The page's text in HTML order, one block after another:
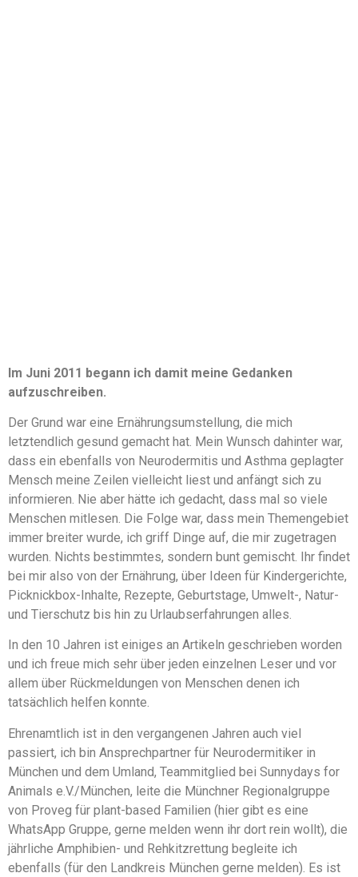
Im Juni 2011 begann ich damit meine Gedanken
aufzuschreiben.
Der Grund war eine Ernährungsumstellung, die mich
letztendlich gesund gemacht hat. Mein Wunsch dahinter war,
dass ein ebenfalls von Neurodermitis und Asthma geplagter
Mensch meine Zeilen vielleicht liest und anfängt sich zu
informieren. Nie aber hätte ich gedacht, dass mal so viele
Menschen mitlesen. Die Folge war, dass mein Themengebiet
immer breiter wurde, ich griff Dinge auf, die mir zugetragen
wurden. Nichts bestimmtes, sondern bunt gemischt. Ihr findet
bei mir also von der Ernährung, über Ideen für Kindergerichte,
Picknickbox-Inhalte, Rezepte, Geburtstage, Umwelt-, Natur-
und Tierschutz bis hin zu Urlaubserfahrungen alles.
In den 10 Jahren ist einiges an Artikeln geschrieben worden
und ich freue mich sehr über jeden einzelnen Leser und vor
allem über Rückmeldungen von Menschen denen ich
tatsächlich helfen konnte.
Ehrenamtlich ist in den vergangenen Jahren auch viel
passiert, ich bin Ansprechpartner für Neurodermitiker in
München und dem Umland, Teammitglied bei Sunnydays for
Animals e.V./München, leite die Münchner Regionalgruppe
von Proveg für plant-based Familien (hier gibt es eine
WhatsApp Gruppe, gerne melden wenn ihr dort rein wollt), die
jährliche Amphibien- und Rehkitzrettung begleite ich
ebenfalls (für den Landkreis München gerne melden). Es ist